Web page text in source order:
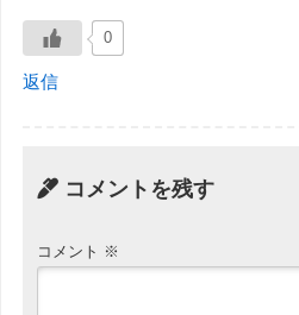
0
返信
コメントを残す
コメント ※